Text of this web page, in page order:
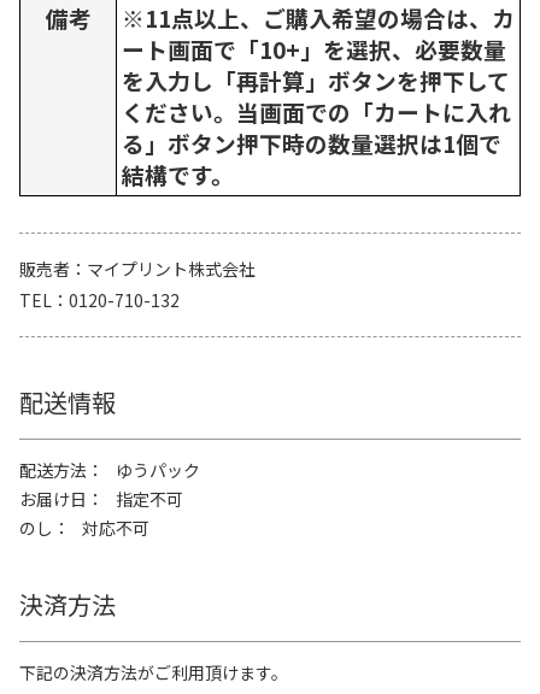
備考
※11点以上、ご購入希望の場合は、カ
ート画面で「10+」を選択、必要数量
を入力し「再計算」ボタンを押下して
ください。当画面での「カートに入れ
る」ボタン押下時の数量選択は1個で
結構です。
販売者
マイプリント株式会社
TEL
0120-710-132
配送情報
配送方法
ゆうパック
お届け日
指定不可
のし
対応不可
決済方法
下記の決済方法がご利用頂けます。